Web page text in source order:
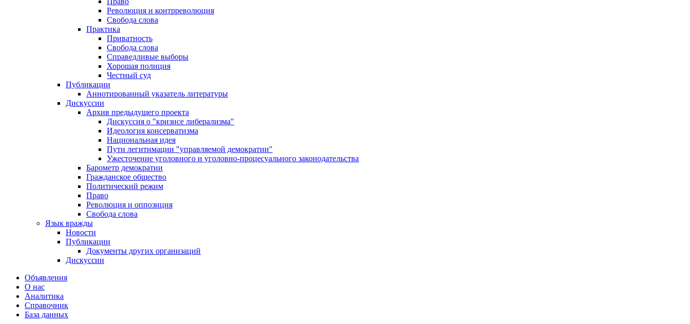
Революция и контрреволюция
Свобода слова
Практика
Приватность
Свобода слова
Справедливые выборы
Хорошая полиция
Честный суд
Публикации
Аннотированный указатель литературы
Дискуссии
Архив предыдущего проекта
Дискуссия о "кризисе либерализма"
Идеология консерватизма
Национальная идея
Пути легитимации "управляемой демократии"
Ужесточение уголовного и уголовно-процесуального законодательства
Барометр демократии
Гражданское общество
Политический режим
Право
Революция и оппозиция
Свобода слова
Язык вражды
Новости
Публикации
Документы других организаций
Дискуссии
Объявления
О нас
Аналитика
Справочник
База данных